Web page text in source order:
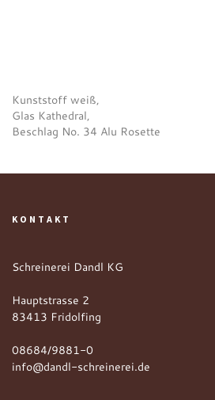
Kunststoff weiß,
Glas Kathedral,
Beschlag No. 34 Alu Rosette
KONTAKT
Schreinerei Dandl KG
Hauptstrasse 2
83413 Fridolfing
08684/9881-0
info@dandl-schreinerei.de